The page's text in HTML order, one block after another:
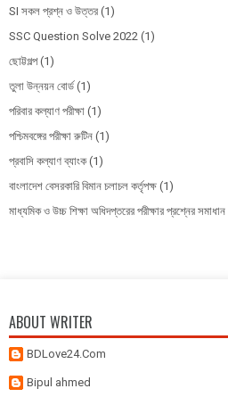
SI সকল প্রশ্ন ও উত্তর (1)
SSC Question Solve 2022 (1)
ছোট্টগল্প (1)
তুলা উন্নয়ন বোর্ড (1)
পরিবার কল্যাণ পরীক্ষা (1)
পশ্চিমবঙ্গের পরীক্ষা রুটিন (1)
প্রবাসি কল্যাণ ব্যাংক (1)
বাংলাদেশ বেসরকারি বিমান চলাচল কর্তৃপক্ষ (1)
মাধ্যমিক ও উচ্চ শিক্ষা অধিদপ্তরের পরীক্ষার প্রশ্নের সমাধান
ABOUT WRITER
BDLove24.Com
Bipul ahmed